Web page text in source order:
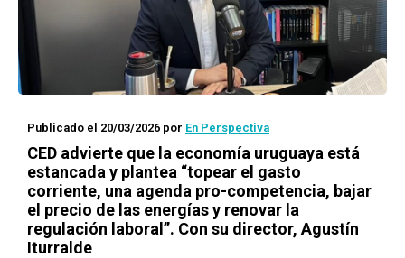
Publicado el 20/03/2026 por En Perspectiva
CED advierte que la economía uruguaya está
estancada y plantea “topear el gasto
corriente, una agenda pro-competencia, bajar
el precio de las energías y renovar la
regulación laboral”. Con su director, Agustín
Iturralde